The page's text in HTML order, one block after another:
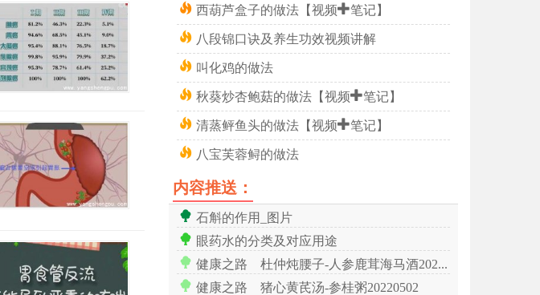
西葫芦盒子的做法【视频+笔记】
八段锦口诀及养生功效视频讲解
叫化鸡的做法
秋葵炒杏鲍菇的做法【视频+笔记】
清蒸鲆鱼头的做法【视频+笔记】
八宝芙蓉鲟的做法
内容推送：
石斛的作用_图片
眼药水的分类及对应用途
健康之路 猪心黄芪汤-参桂粥20220502